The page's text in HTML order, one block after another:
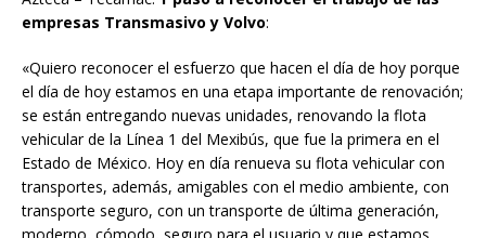
empresas Transmasivo y Volvo:
«Quiero reconocer el esfuerzo que hacen el día de hoy porque
el día de hoy estamos en una etapa importante de renovación;
se están entregando nuevas unidades, renovando la flota
vehicular de la Línea 1 del Mexibús, que fue la primera en el
Estado de México. Hoy en día renueva su flota vehicular con
transportes, además, amigables con el medio ambiente, con
transporte seguro, con un transporte de última generación,